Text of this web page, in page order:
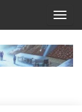
П
к
а